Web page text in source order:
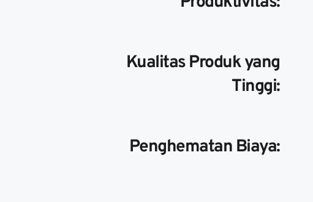
Kualitas Produk yang
Tinggi:
Penghematan Biaya: